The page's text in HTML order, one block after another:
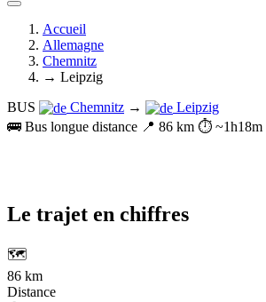
Accueil
Allemagne
Chemnitz
→ Leipzig
BUS
Chemnitz →
Leipzig
🚌 Bus longue distance 📍 86 km ⏱️ ~1h18m
Le trajet en chiffres
🗺️
86 km
Distance